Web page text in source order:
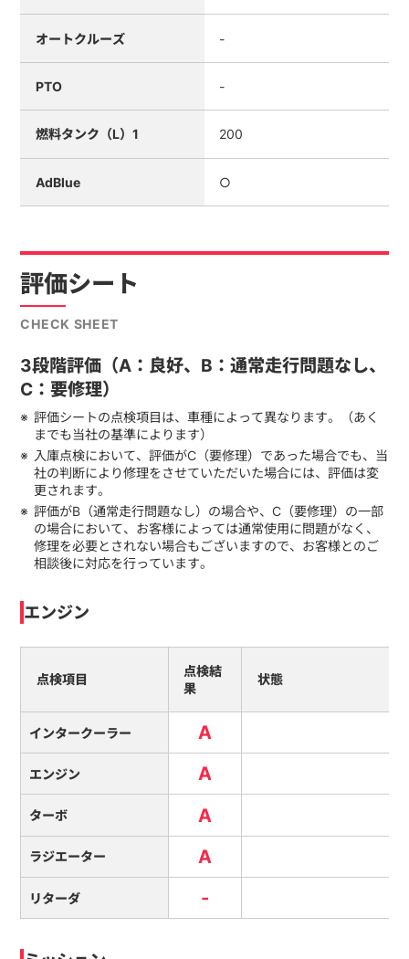
オートクルーズ -
PTO -
燃料タンク（L）1 200
AdBlue ○
評価シート
CHECK SHEET
3段階評価（A：良好、B：通常走行問題なし、
C：要修理）
評価シートの点検項目は、車種によって異なります。（あく
までも当社の基準によります）
入庫点検において、評価がC（要修理）であった場合でも、当
社の判断により修理をさせていただいた場合には、評価は変
更されます。
評価がB（通常走行問題なし）の場合や、C（要修理）の一部
の場合において、お客様によっては通常使用に問題がなく、
修理を必要とされない場合もございますので、お客様とのご
相談後に対応を行っています。
エンジン
点検項目
点検結
果
状態
インタークーラー A
エンジン A
ターボ A
ラジエーター A
リターダ -